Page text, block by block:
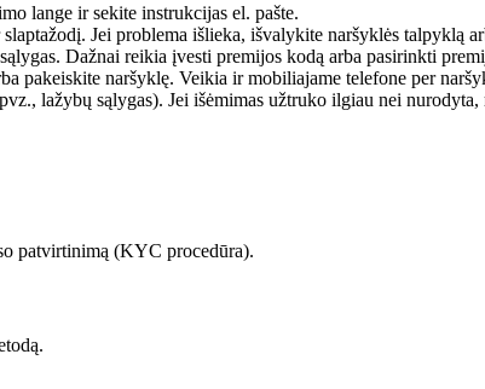
lange ir sekite instrukcijas el. pašte.
Jei problema išlieka, išvalykite naršyklės talpyklą
Dažnai reikia įvesti premijos kodą arba pasirinkti
pakeiskite naršyklę. Veikia ir mobiliajame telefone per
lažybų sąlygas). Jei išėmimas užtruko ilgiau nei
patvirtinimą (KYC procedūra).